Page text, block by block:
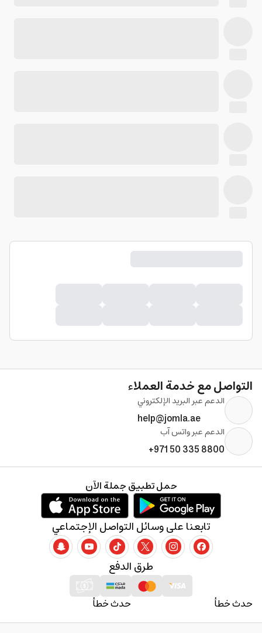
التواصل مع خدمة العملاء
الدعم عبر البريد الإلكتروني
help@jomla.ae
الدعم عبر واتس آب
+971 50 335 8800
حدث خطأ حدث خطأ
طرق الدفع
تابعنا على وسائل التواصل الإجتماعي
حمل تطبيق جملة الآن